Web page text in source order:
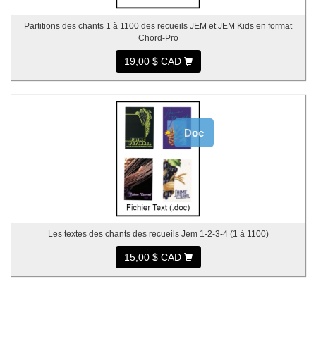
Partitions des chants 1 à 1100 des recueils JEM et JEM Kids en format
Chord-Pro
19,00 $ CAD
Doc
Les textes des chants des recueils Jem 1-2-3-4 (1 à 1100)
15,00 $ CAD